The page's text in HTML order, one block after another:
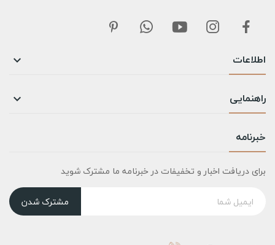
اطلاعات 
راهنمایی 
خبرنامه
برای دریافت اخبار و تخفیفات در خبرنامه ما مشترک شوید
مشترک شدن